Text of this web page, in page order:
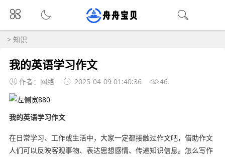
> 知识
我的英语学习作文
作者：网络 2025-04-09 01:40:36 46
我的英语学习作文
在日常学习、工作或生活中，大家一定都接触过作文吧，借助作文
人们可以反映客观事物、表达思想感情、传递知识信息。怎么写作